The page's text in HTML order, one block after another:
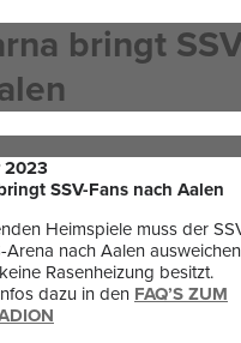
bringt
2023
Heimspiele muss der
Arena nach Aalen
Rasenheizung besitzt.
dazu in den FAQ’S ZUM